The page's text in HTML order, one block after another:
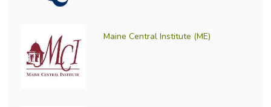
Maine Central Institute (ME)